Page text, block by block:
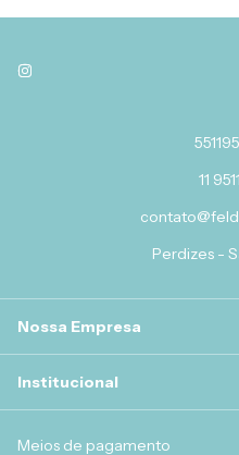
11
Perdizes -
Nossa Empresa
Institucional
Meios de pagamento